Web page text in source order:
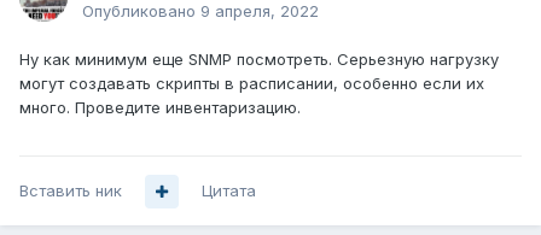
Опубликовано 9 апреля, 2022
Ну как минимум еще SNMP посмотреть. Серьезную нагрузку
могут создавать скрипты в расписании, особенно если их
много. Проведите инвентаризацию.
Вставить ник Цитата